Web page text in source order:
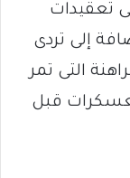
تعقيدات
إلى تردى
التى تمر
قبل